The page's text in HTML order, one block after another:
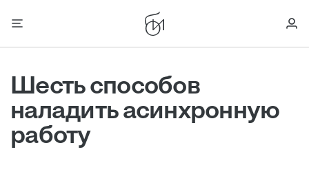
Шесть способов
наладить асинхронную
работу